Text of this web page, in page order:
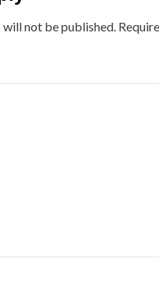
will not be published.